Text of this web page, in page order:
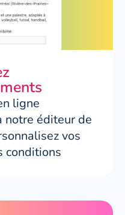
ligne
notre éditeur de
vos
conditions